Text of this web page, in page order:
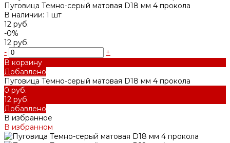
Пуговица Темно-серый матовая D18 мм 4 прокола
В наличии: 1 шт
12 руб.
-0%
12 руб.
-
+
В корзину
Добавлено
Пуговица Темно-серый матовая D18 мм 4 прокола
0 руб.
12 руб.
Добавлено
В избранное
В избранном